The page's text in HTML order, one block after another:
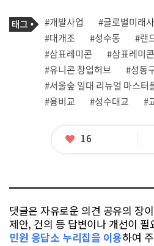
기
사
관
련
태
그
태
그
#개발사업 #글로벌미래
#대개조
#성수동 #랜
#삼표레미콘
#삼표레미
#유니콘 창업허브
#성동
#서울숲 일대 리뉴얼 마스터
#용비교
#성수대교 #
좋
16
댓글은 자유로운 의견 공유의 장
제안, 건의 등 답변이나 개선이
민원 응답소 누리집을 이용하여